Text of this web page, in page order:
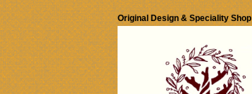
Original Design & Speciality Shop